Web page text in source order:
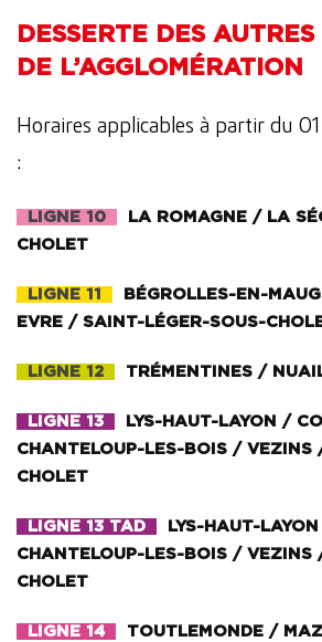
DESSERTE DES
DE L’AGGLOMÉRATION
Horaires applicables à partir du
:
LIGNE 10
LA ROMAGNE / LA
CHOLET
LIGNE 11
BÉGROLLES-EN-
EVRE / SAINT-LÉGER-SOUS-
LIGNE 12 TRÉMENTINES /
LIGNE 13
LYS-HAUT-LAYON /
CHANTELOUP-LES-BOIS / VEZINS
CHOLET
LIGNE 13 TAD
LYS-HAUT-
CHANTELOUP-LES-BOIS / VEZINS
CHOLET
LIGNE 14
TOUTLEMONDE /